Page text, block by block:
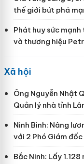
thế giới bứt phá
Phát huy sức
và thương hiệu
Xã hội
Ông Nguyễn Nhật
Quản lý nhà tỉnh
Ninh Bình: Nâng
với 2 Phó Giám
Bắc Ninh: Lấy